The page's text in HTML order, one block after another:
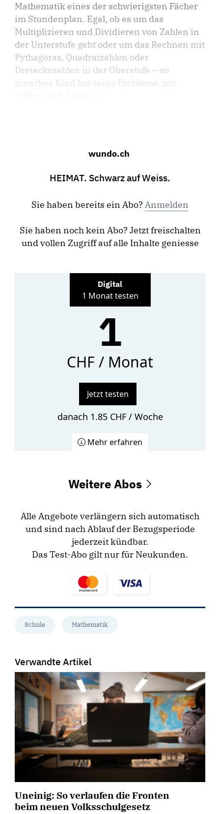
Mathematik eines der schwierigsten Fächer
im Stundenplan. Egal, ob es um das
Multiplizieren und Dividieren von Zahlen in
der Unterstufe geht oder um das Rechnen mit
Pythagoras, Quadratzahlen oder
Dreieckszahlen in der Oberstufe – so
manches Kind hat seine Probleme, mit
wundo.ch
HEIMAT. Schwarz auf Weiss.
Sie haben bereits ein Abo? Anmelden
Sie haben noch kein Abo? Jetzt freischalten
und vollen Zugriff auf alle Inhalte geniesse
Digital
1 Monat testen
1
CHF / Monat
Jetzt testen
danach 1.85 CHF / Woche
Mehr erfahren
Weitere Abos
Alle Angebote verlängern sich automatisch
und sind nach Ablauf der Bezugsperiode
jederzeit kündbar.
Das Test-Abo gilt nur für Neukunden.
Schule Mathematik
Verwandte Artikel
Uneinig: So verlaufen die Fronten
beim neuen Volksschulgesetz